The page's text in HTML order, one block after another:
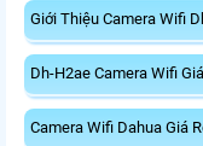
Giới Thiệu Camera Wifi
Dh-H2ae Camera Wifi
Camera Wifi Dahua Giá